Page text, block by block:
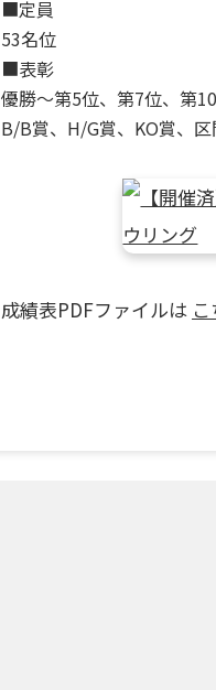
■定員
53名位
■表彰
優勝～第5位、第7位、第
B/B賞、H/G賞、KO賞、
成績表PDFファイルは